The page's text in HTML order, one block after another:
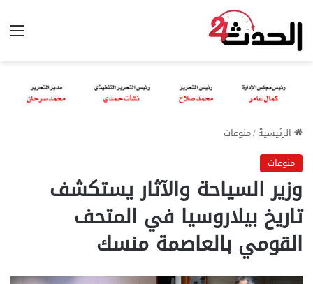
الرئيسية/منوعات
منوعات
وزير السياحة والآثار يستكشف
تاريخ بيلاروسيا في المتحف
القومي بالعاصمة منسك